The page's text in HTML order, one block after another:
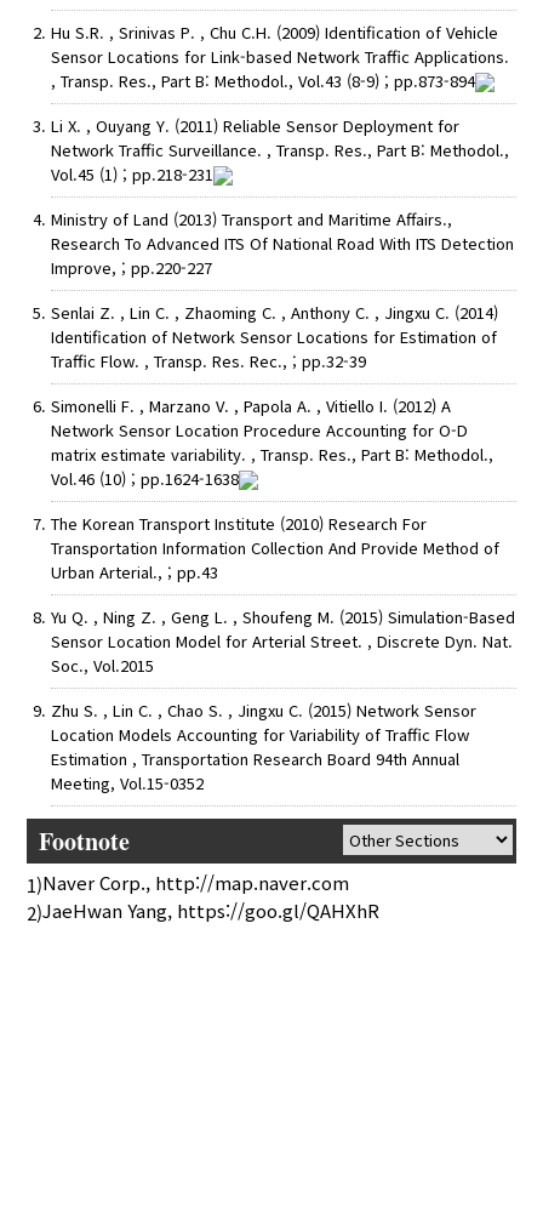
Hu S.R. , Srinivas P. , Chu C.H. (2009) Identification of Vehicle
Sensor Locations for Link-based Network Traffic Applications.
, Transp. Res., Part B: Methodol., Vol.43 (8-9) ; pp.873-894
Li X. , Ouyang Y. (2011) Reliable Sensor Deployment for
Network Traffic Surveillance. , Transp. Res., Part B: Methodol.,
Vol.45 (1) ; pp.218-231
Ministry of Land (2013) Transport and Maritime Affairs.,
Research To Advanced ITS Of National Road With ITS Detection
Improve, ; pp.220-227
Senlai Z. , Lin C. , Zhaoming C. , Anthony C. , Jingxu C. (2014)
Identification of Network Sensor Locations for Estimation of
Traffic Flow. , Transp. Res. Rec., ; pp.32-39
Simonelli F. , Marzano V. , Papola A. , Vitiello I. (2012) A
Network Sensor Location Procedure Accounting for O-D
matrix estimate variability. , Transp. Res., Part B: Methodol.,
Vol.46 (10) ; pp.1624-1638
The Korean Transport Institute (2010) Research For
Transportation Information Collection And Provide Method of
Urban Arterial., ; pp.43
Yu Q. , Ning Z. , Geng L. , Shoufeng M. (2015) Simulation-Based
Sensor Location Model for Arterial Street. , Discrete Dyn. Nat.
Soc., Vol.2015
Zhu S. , Lin C. , Chao S. , Jingxu C. (2015) Network Sensor
Location Models Accounting for Variability of Traffic Flow
Estimation , Transportation Research Board 94th Annual
Meeting, Vol.15-0352
Footnote
1)Naver Corp., http://map.naver.com
2)JaeHwan Yang, https://goo.gl/QAHXhR